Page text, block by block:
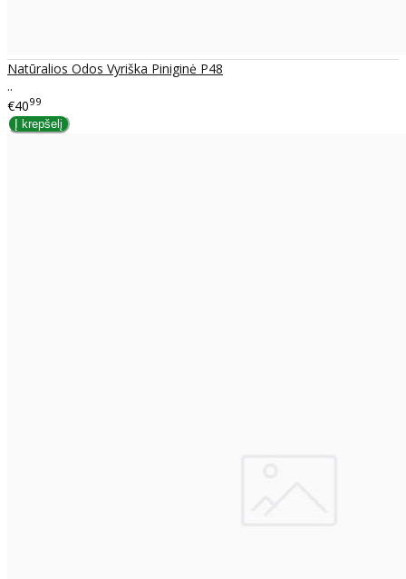
Natūralios Odos Vyriška Piniginė P48
..
€4099